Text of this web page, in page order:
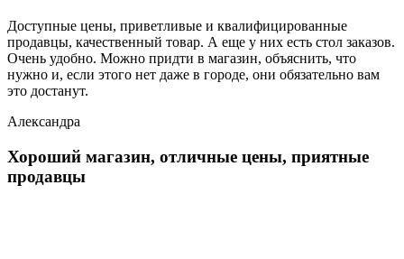
Доступные цены, приветливые и квалифицированные
продавцы, качественный товар. А еще у них есть стол заказов.
Очень удобно. Можно придти в магазин, объяснить, что
нужно и, если этого нет даже в городе, они обязательно вам
это достанут.
Александра
Хороший магазин, отличные цены, приятные
продавцы